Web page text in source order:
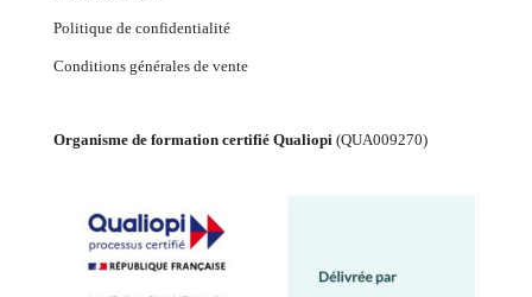
Politique de confidentialité
Conditions générales de vente
Organisme de formation certifié Qualiopi(QUA009270)